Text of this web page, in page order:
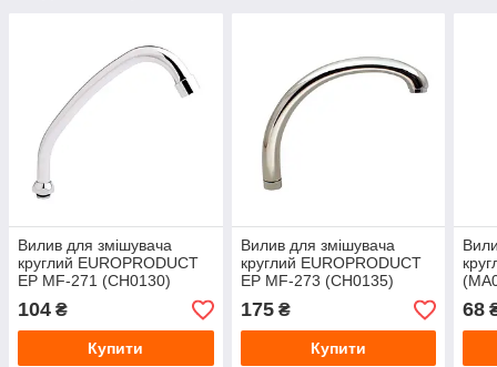
Вилив для змішувача
круглий EUROPRODUCT
EP MF-271 (CH0130)
латунь хром, 22 см
104 ₴
Купити
Вилив для змішувача
круглий EUROPRODUCT
EP MF-273 (CH0135)
сталь хром, 21 см
175₴
Купити
см
68